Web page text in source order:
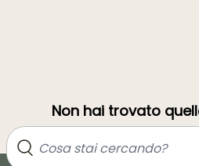
Non hai trovato